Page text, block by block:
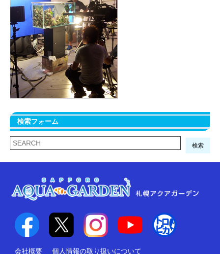
検索フォーム
検索
会社概要 個人情報の取り扱いについて